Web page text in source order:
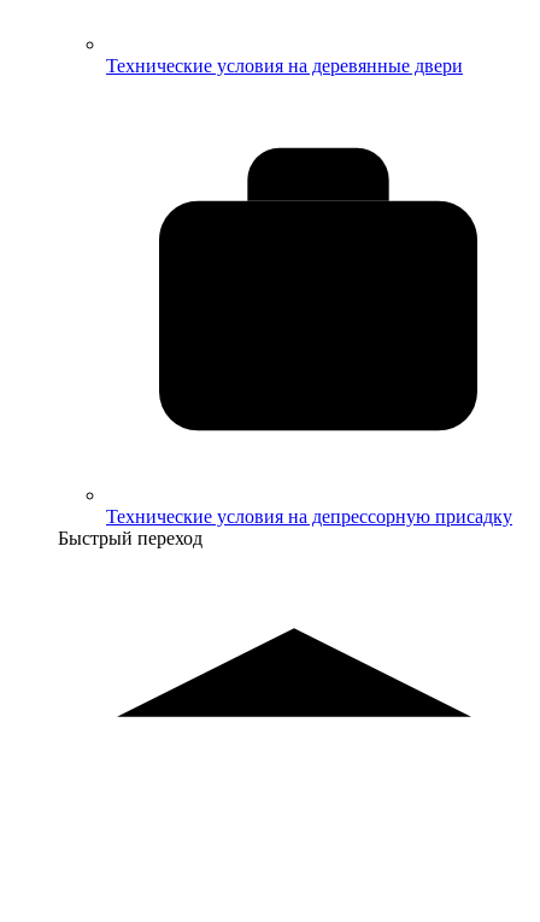
Технические условия на деревянные двери
Технические условия на депрессорную присадку
Быстрый переход